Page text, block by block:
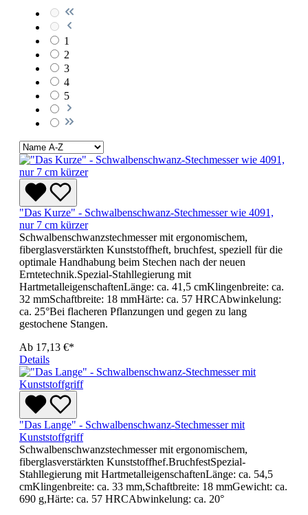
1
2
3
4
5
"Das Kurze" - Schwalbenschwanz-Stechmesser wie 4091,
nur 7 cm kürzer
Schwalbenschwanzstechmesser mit ergonomischem,
fiberglasverstärkten Kunststoffheft, bruchfest, speziell für die
optimale Handhabung beim Stechen nach der neuen
Erntetechnik.Spezial-Stahllegierung mit
HartmetalleigenschaftenLänge: ca. 41,5 cmKlingenbreite: ca.
32 mmSchaftbreite: 18 mmHärte: ca. 57 HRCAbwinkelung:
ca. 25°Bei flacheren Pflanzungen und gegen zu lang
gestochene Stangen.
Ab 17,13 €*
Details
"Das Lange" - Schwalbenschwanz-Stechmesser mit
Kunststoffgriff
Schwalbenschwanzstechmesser mit ergonomischem,
fiberglasverstärkten Kunststoffhef.BruchfestSpezial-
Stahllegierung mit HartmetalleigenschaftenLänge: ca. 54,5
cmKlingenbreite: ca. 33 mm,Schaftbreite: 18 mmGewicht: ca.
690 g,Härte: ca. 57 HRCAbwinkelung: ca. 20°